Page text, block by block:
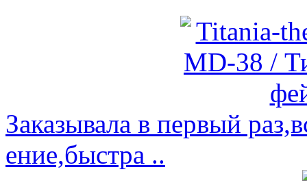
Заказывала в первый
ение,быстра ..